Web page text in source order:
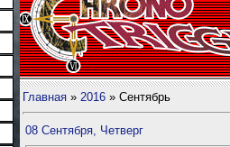
Главная » 2016 » Сентябрь
08 Сентября, Четверг